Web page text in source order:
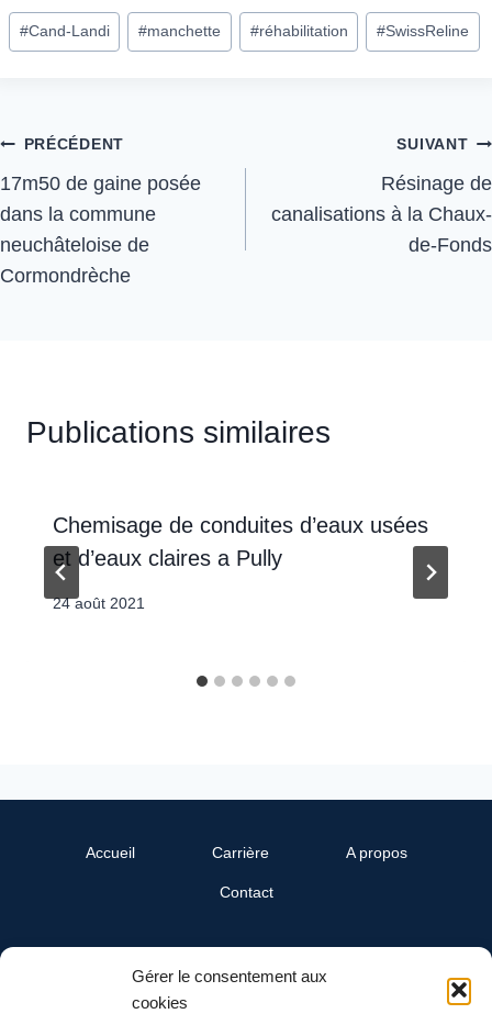
Gérer le consentement aux
cookies
#Cand-Landi #manchette #réhabilitation #SwissReline
PRÉCÉDENT
17m50 de gaine posée
dans la commune
neuchâteloise de
Cormondrèche
SUIVANT
Résinage de
canalisations à la Chaux-
de-Fonds
Publications similaires
Chemisage de conduites d’eaux usées
et d’eaux claires a Pully
24 août 2021
Accueil Carrière A propos
Contact
SwissReline
Un département Cand-Landi SA